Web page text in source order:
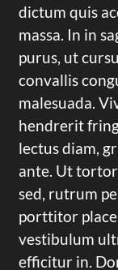
dictum quis
massa. In in
purus, ut
convallis
malesuada.
hendrerit
lectus diam,
ante. Ut
sed, rutrum
porttitor
vestibulum
efficitur in.